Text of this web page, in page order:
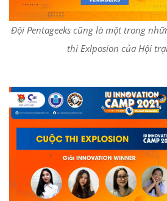
Đội Pentageeks cũng là một trong
thi Exlposion của Hội